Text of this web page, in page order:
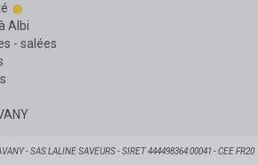
Albi
- salées
- SAS LALINE SAVEURS - SIRET 444498364 00041 - CEE FR20